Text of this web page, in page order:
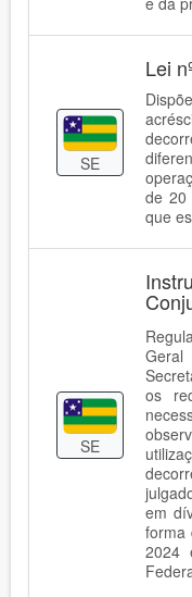
SE
Lei
de
que
SE
os
em
forma
2024